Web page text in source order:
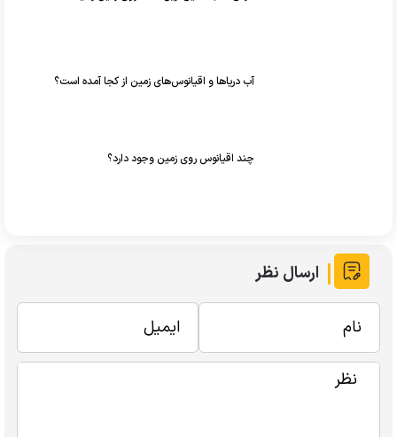
آب دریا‌ها و اقیانوس‌های زمین از کجا آمده است؟
چند اقیانوس روی زمین وجود دارد؟
ارسال نظر